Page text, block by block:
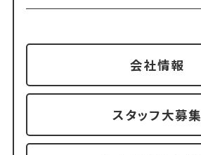
会社情報
スタッフ大募集